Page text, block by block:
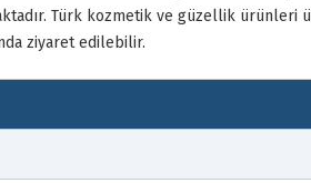
Türk kozmetik ve güzellik ürünleri
ziyaret edilebilir.